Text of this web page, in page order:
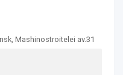
Mashinostroitelei av.31